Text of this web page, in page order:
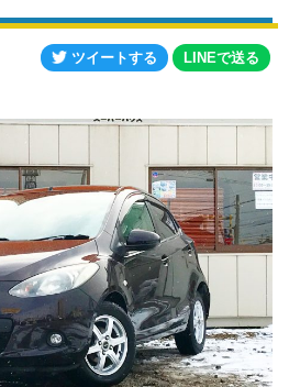
ツイートする LINEで送る